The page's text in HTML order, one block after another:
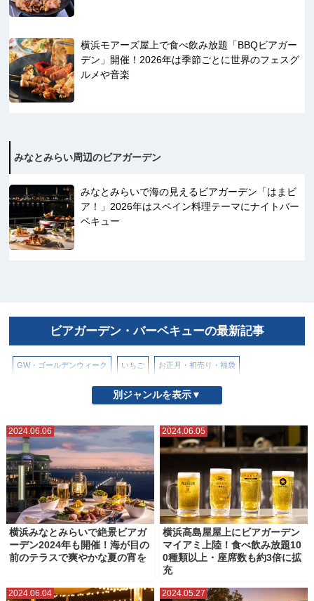
横浜モアーズ屋上で食べ飲み放題「BBQビアガー
デン」開催！2026年は季節ごとに世界のフェスグ
ルメや音楽
みなとみらい周辺のビアガーデン
みなとみらいで海の見えるビアガーデン「はまビ
ア！」2026年はスペイン料理テーマにナイトバー
ベキュー
ビアガーデン・バーベキューの最新記事
GW・ゴールデンウィーク いちご お正月・初売り・福袋
クリスマス・イルミネーション バレンタイン ハロウィン
秋のお出かけ 花火大会・花火
別ジャンルを表示▼
2024.06.06
横浜みなとみらいで絶景ビアガ
ーデン2024年も開催！海が目の
前のテラスで爽やかな夏の宵を
2024.06.05
横浜高島屋屋上にビアガーデン
マイアミ上陸！食べ飲み放題10
0種類以上・座席数も約3倍に拡
充
2024.06.04 2024.05.27